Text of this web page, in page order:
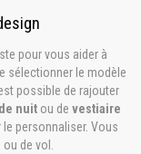
pour vous aider à
sélectionner le modèle
possible de rajouter
nuitou de vestiaire
personnaliser. Vous
de vol.